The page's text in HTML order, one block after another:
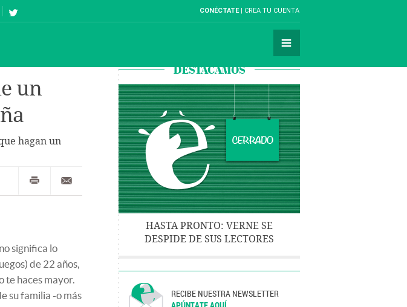
CONÉCTATE CREA TU CUENTA
un
hagan un
significa lo
de 22 años,
te haces mayor.
su familia -o más
DESTACAMOS
HASTA PRONTO: VERNE SE
DESPIDE DE SUS LECTORES
RECIBE NUESTRA NEWSLETTER